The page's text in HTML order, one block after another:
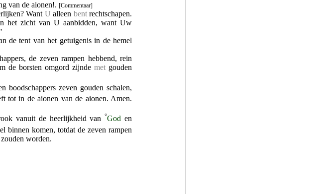
van de aionen!. [Commentaar]
Want U alleen bentrechtschapen.
het zicht van U aanbidden, want Uw
de tent van het getuigenis in de hemel
de zeven rampen hebbend, rein
de borsten omgord zijnde met gouden
boodschappers zeven gouden schalen,
tot in de aionen van de aionen. Amen.
vanuit de heerlijkheid van °God en
binnen komen, totdat de zeven rampen
worden.